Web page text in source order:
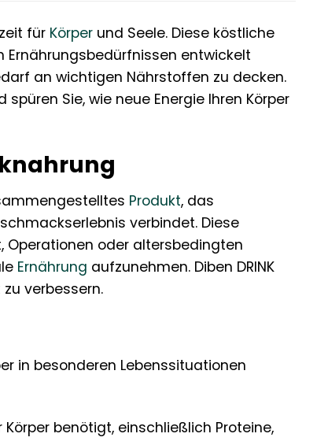
für Körper und Seele. Diese köstliche
entwickelt
an wichtigen Nährstoffen zu decken.
Sie, wie neue Energie Ihren Körper
Produkt, das
verbindet. Diese
Operationen oder altersbedingten
Ernährung aufzunehmen. Diben DRINK
verbessern.
in besonderen Lebenssituationen
benötigt, einschließlich Proteine,